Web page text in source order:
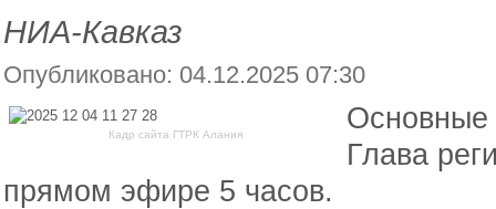
НИА-Кавказ
Опубликовано: 04.12.2025 07:30
Кадр сайта ГТРК Алания
Глава
прямом эфире 5 часов.